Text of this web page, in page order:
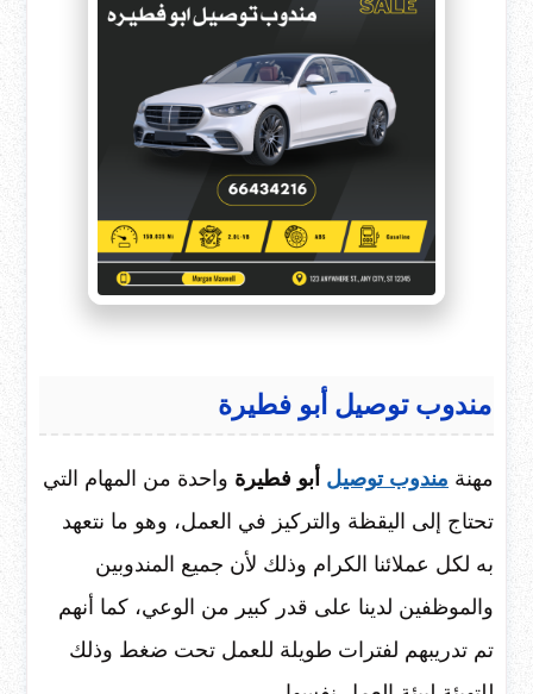
مندوب توصيل أبو فطيرة
مهنة مندوب توصيل أبو فطيرة واحدة من المهام التي
تحتاج إلى اليقظة والتركيز في العمل، وهو ما نتعهد
به لكل عملائنا الكرام وذلك لأن جميع المندوبين
والموظفين لدينا على قدر كبير من الوعي، كما أنهم
تم تدريبهم لفترات طويلة للعمل تحت ضغط وذلك